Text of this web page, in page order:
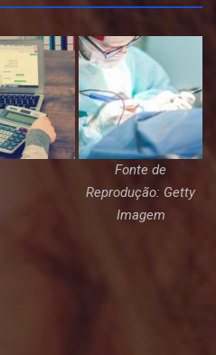
Fonte de
Reprodução: Getty
Imagem